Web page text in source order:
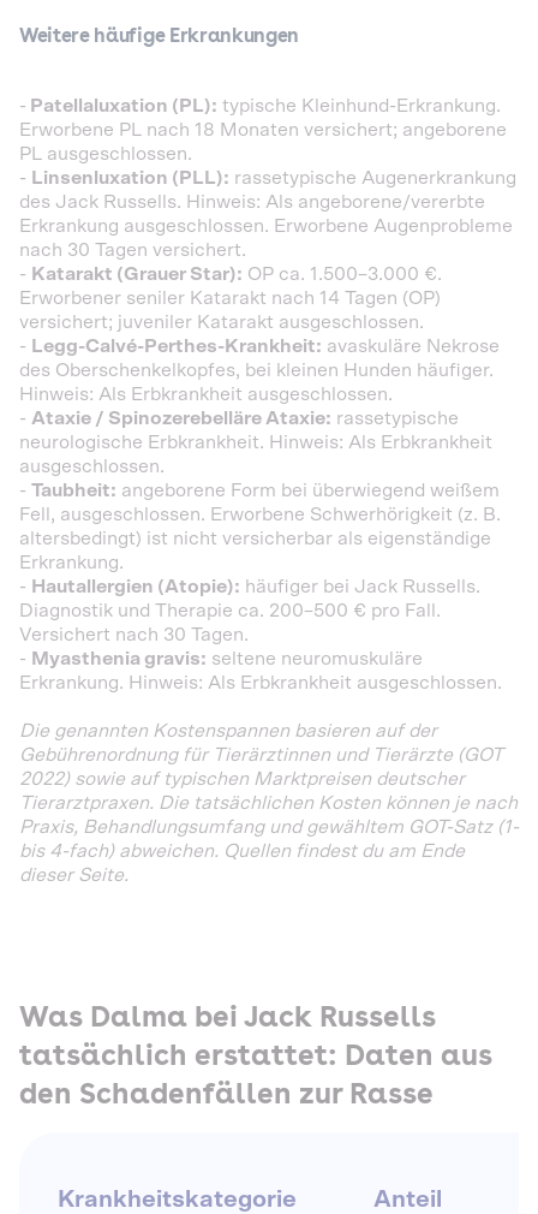
Weitere häufige Erkrankungen
- Patellaluxation (PL): typische Kleinhund-Erkrankung.
Erworbene PL nach 18 Monaten versichert; angeborene
PL ausgeschlossen.
- Linsenluxation (PLL): rassetypische Augenerkrankung
des Jack Russells. Hinweis: Als angeborene/vererbte
Erkrankung ausgeschlossen. Erworbene Augenprobleme
nach 30 Tagen versichert.
- Katarakt (Grauer Star): OP ca. 1.500–3.000 €.
Erworbener seniler Katarakt nach 14 Tagen (OP)
versichert; juveniler Katarakt ausgeschlossen.
- Legg-Calvé-Perthes-Krankheit: avaskuläre Nekrose
des Oberschenkelkopfes, bei kleinen Hunden häufiger.
Hinweis: Als Erbkrankheit ausgeschlossen.
- Ataxie / Spinozerebelläre Ataxie: rassetypische
neurologische Erbkrankheit. Hinweis: Als Erbkrankheit
ausgeschlossen.
- Taubheit: angeborene Form bei überwiegend weißem
Fell, ausgeschlossen. Erworbene Schwerhörigkeit (z. B.
altersbedingt) ist nicht versicherbar als eigenständige
Erkrankung.
- Hautallergien (Atopie): häufiger bei Jack Russells.
Diagnostik und Therapie ca. 200–500 € pro Fall.
Versichert nach 30 Tagen.
- Myasthenia gravis: seltene neuromuskuläre
Erkrankung. Hinweis: Als Erbkrankheit ausgeschlossen.
Die genannten Kostenspannen basieren auf der
Gebührenordnung für Tierärztinnen und Tierärzte (GOT
2022) sowie auf typischen Marktpreisen deutscher
Tierarztpraxen. Die tatsächlichen Kosten können je nach
Praxis, Behandlungsumfang und gewähltem GOT-Satz (1-
bis 4-fach) abweichen. Quellen findest du am Ende
dieser Seite.
Was Dalma bei Jack Russells
tatsächlich erstattet: Daten aus
den Schadenfällen zur Rasse
Krankheitskategorie Anteil